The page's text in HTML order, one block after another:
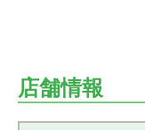
店舗情報